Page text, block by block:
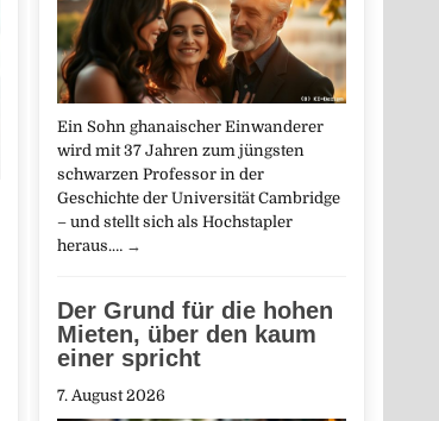
Ein Sohn ghanaischer Einwanderer
wird mit 37 Jahren zum jüngsten
schwarzen Professor in der
Geschichte der Universität Cambridge
– und stellt sich als Hochstapler
heraus.… →
Der Grund für die hohen
Mieten, über den kaum
einer spricht
7. August 2026